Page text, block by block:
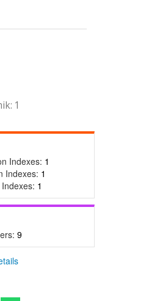
1
Indexes: 1
Indexes: 1
1
9